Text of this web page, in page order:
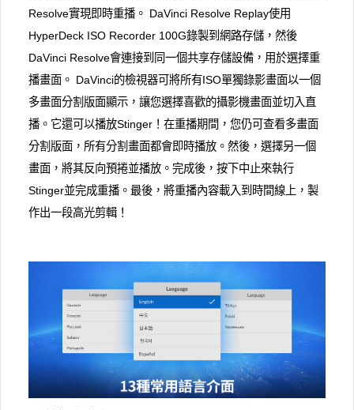
Resolve實現即時重播。 DaVinci Resolve Replay使用
HyperDeck ISO Recorder 100G錄製到網路存儲，然後
DaVinci Resolve會連接到同一個共享存儲設備，用於選擇重
播畫面。 DaVinci的檢視器可將所有ISO單獨錄影畫面以一個
多畫面分割版面顯示，讓您選擇喜歡的攝影機畫面並切入直
播。它還可以播放Stinger！在重播期間，您仍可查看多畫面
分割版面，所有分割畫面都會即時播放。然後，選擇另一個
畫面，將其反向預捲並播放。完成後，按下中止來執行
Stinger並完成重播。最後，將重播內容載入到時間線上，製
作出一段高光剪輯！